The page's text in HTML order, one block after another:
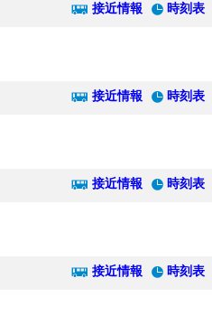
接近情報 時刻表
接近情報 時刻表
接近情報 時刻表
接近情報 時刻表